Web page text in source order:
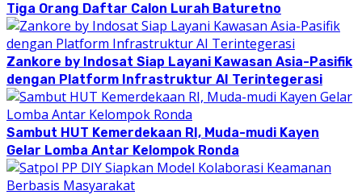
Tiga Orang Daftar Calon Lurah Baturetno
Zankore by Indosat Siap Layani Kawasan Asia-Pasifik
dengan Platform Infrastruktur AI Terintegerasi
Sambut HUT Kemerdekaan RI, Muda-mudi Kayen
Gelar Lomba Antar Kelompok Ronda